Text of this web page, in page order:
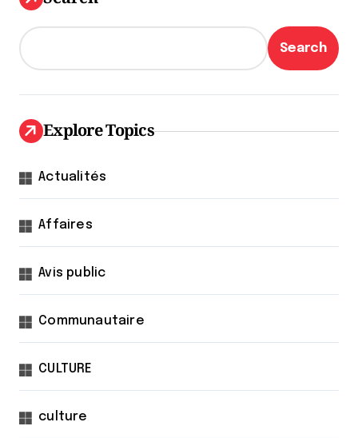
Search
Explore Topics
Actualités
Affaires
Avis public
Communautaire
CULTURE
culture